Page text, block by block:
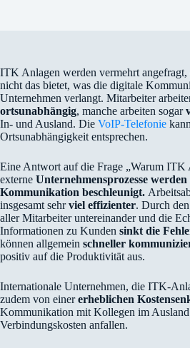
ITK Anlagen werden vermehrt angefragt,
nicht das bietet, was die digitale
Unternehmen verlangt. Mitarbeiter
ortsunabhängig, manche arbeiten sogar
In- und Ausland. Die VoIP-Telefonie
Ortsunabhängigkeit entsprechen.
Eine Antwort auf die Frage „Warum ITK
externe Unternehmensprozesse
Kommunikation beschleunigt.
insgesamt sehrviel effizienter. Durch
aller Mitarbeiter untereinander und die
Informationen zu Kunden sinkt die
können allgemein schneller
positiv auf die Produktivität aus.
Internationale Unternehmen, die ITK-
zudem von einererheblichen
Kommunikation mit Kollegen im Ausland
Verbindungskosten anfallen.